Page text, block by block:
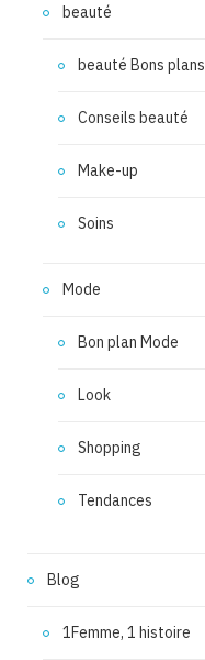
beauté
beauté Bons plans
Conseils beauté
Make-up
Soins
Mode
Bon plan Mode
Look
Shopping
Tendances
Blog
1Femme, 1 histoire